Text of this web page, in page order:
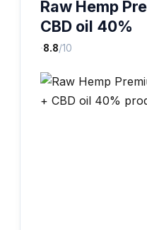
Raw Hemp
CBD oil 40%
·8.8/10